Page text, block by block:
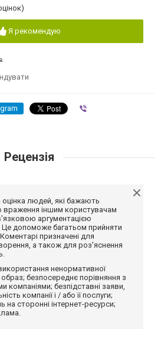
Я рекомендую
Рецензія
оцінка людей, які бажають
враження іншим користувачам
аргументацією
Це допоможе багатьом прийняти
призначені для
а також для роз'яснення
ненормативної
безпосереднє порівняння з
компаніями; безпідставні заяви,
компанії і / або її послуги;
на сторонні інтернет-ресурси;